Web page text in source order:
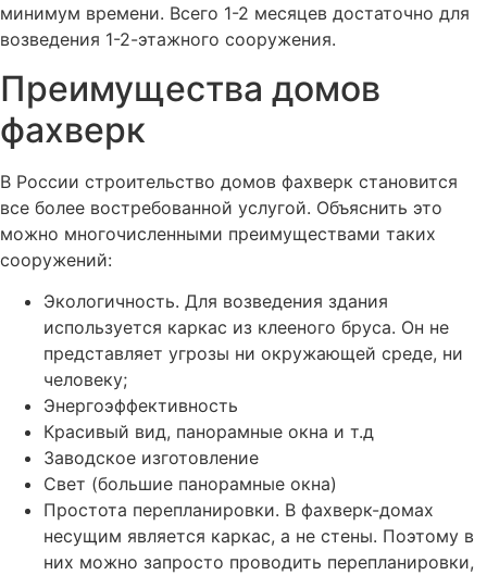
минимум времени. Всего 1-2 месяцев достаточно для
возведения 1-2-этажного сооружения.
Преимущества домов
фахверк
В России строительство домов фахверк становится
все более востребованной услугой. Объяснить это
можно многочисленными преимуществами таких
сооружений:
Экологичность. Для возведения здания
используется каркас из клееного бруса. Он не
представляет угрозы ни окружающей среде, ни
человеку;
Энергоэффективность
Красивый вид, панорамные окна и т.д
Заводское изготовление
Свет (большие панорамные окна)
Простота перепланировки. В фахверк-домах
несущим является каркас, а не стены. Поэтому в
них можно запросто проводить перепланировки,